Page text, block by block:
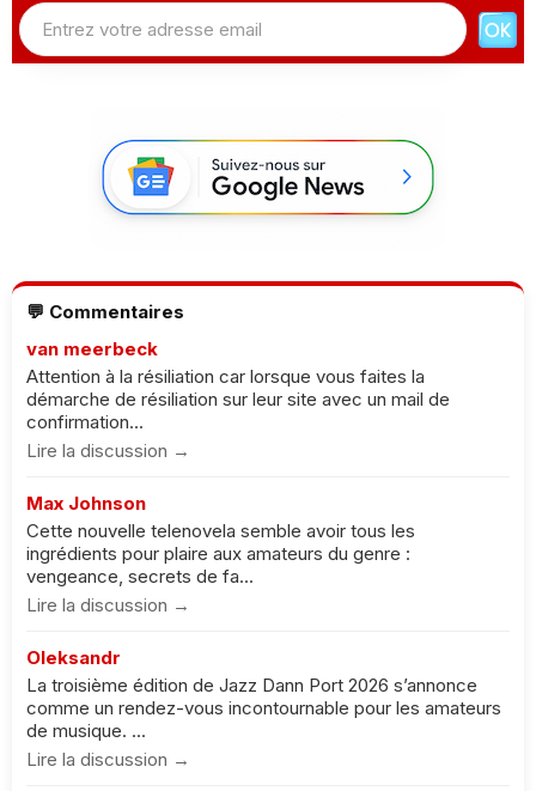
💬 Commentaires
van meerbeck
Attention à la résiliation car lorsque vous faites la
démarche de résiliation sur leur site avec un mail de
confirmation...
Lire la discussion →
Max Johnson
Cette nouvelle telenovela semble avoir tous les
ingrédients pour plaire aux amateurs du genre :
vengeance, secrets de fa...
Lire la discussion →
Oleksandr
La troisième édition de Jazz Dann Port 2026 s’annonce
comme un rendez-vous incontournable pour les amateurs
de musique. ...
Lire la discussion →